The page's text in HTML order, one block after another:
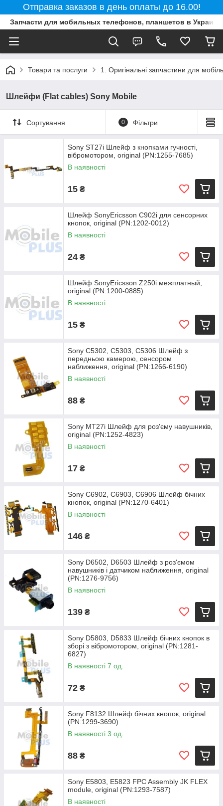
Отправка заказов в день оплаты до 16.00!
Запчасти для мобильных телефонов, планшетов в
Товари та послуги 1. Оригінальні запчастини для
Шлейфи (Flat cables) Sony Mobile
Сортування 0 Фільтри
Sony ST27i Шлейф з кнопками гучності,
вібромотором, original (PN:1255-7685)
В наявності
15 ₴
Шлейф SonyEricsson C902i для сенсорних
кнопок, original (PN:1202-0012)
В наявності
24 ₴
Шлейф SonyEricsson Z250i межплатный,
original (PN:1200-0885)
В наявності
15 ₴
Sony C5302, C5303, C5306 Шлейф з
передньою камерою, сенсором
наближення, original (PN:1266-6190)
В наявності
88 ₴
Sony MT27i Шлейф для роз'єму навушників,
original (PN:1252-4823)
В наявності
17 ₴
Sony C6902, C6903, C6906 Шлейф бічних
кнопок, original (PN:1270-6401)
В наявності
146 ₴
Sony D6502, D6503 Шлейф з роз'ємом
навушників і датчиком наближення, original
(PN:1276-9756)
В наявності
139 ₴
Sony D5803, D5833 Шлейф бічних кнопок в
зборі з вібромотором, original (PN:1281-
6827)
В наявності 7 од.
72 ₴
Sony F8132 Шлейф бічних кнопок, original
(PN:1299-3690)
В наявності 3 од.
88 ₴
Sony E5803, E5823 FPC Assembly JK FLEX
module, original (PN:1293-7587)
В наявності